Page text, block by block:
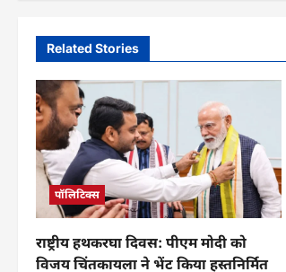
Related Stories
पॉलिटिक्स
राष्ट्रीय हथकरघा दिवस: पीएम मोदी को
विजय चिंतकायला ने भेंट किया हस्तनिर्मित